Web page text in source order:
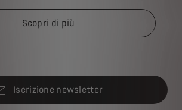
Scopri di più
Iscrizione newsletter